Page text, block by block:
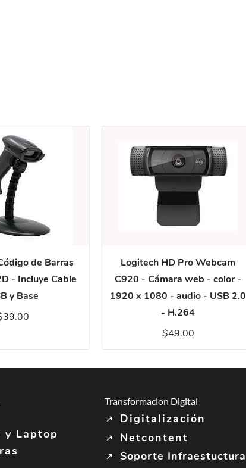
de Barras
- Incluye Cable
y Base
Logitech HD Pro Webcam
C920 - Cámara web - color -
1920 x 1080 - audio - USB 2.0
- H.264
$49.00
y Laptop
Transformacion Digital
Digitalización
Netcontent
Soporte Infraestuctura